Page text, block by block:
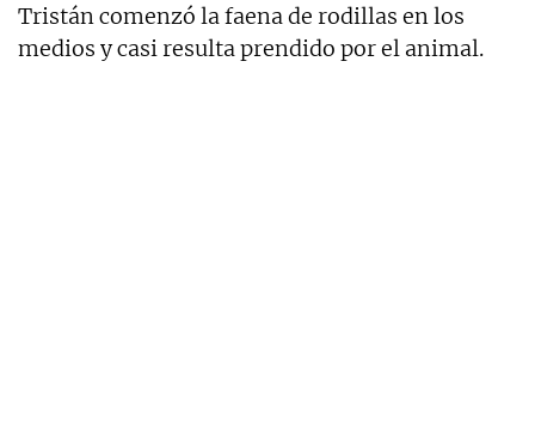
Tristán comenzó la faena de rodillas en los
medios y casi resulta prendido por el animal.